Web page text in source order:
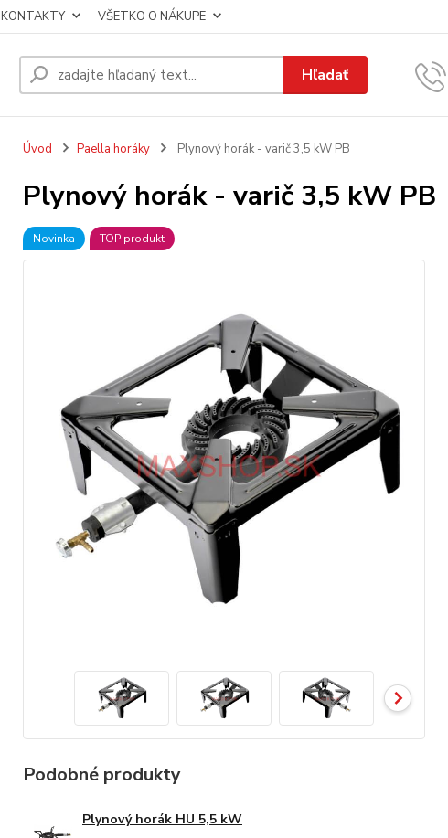
KONTAKTY VŠETKO O NÁKUPE
Hľadať
Úvod Paella horáky Plynový horák - varič 3,5 kW PB
Plynový horák - varič 3,5 kW PB
Novinka TOP produkt
Podobné produkty
Plynový horák HU 5,5 kW